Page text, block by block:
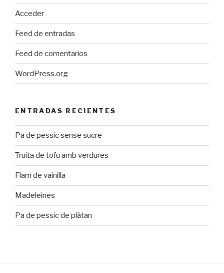
Acceder
Feed de entradas
Feed de comentarios
WordPress.org
ENTRADAS RECIENTES
Pa de pessic sense sucre
Truita de tofu amb verdures
Flam de vainilla
Madeleines
Pa de pessic de plàtan